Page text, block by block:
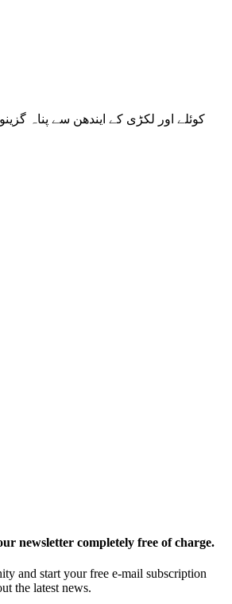
کوئلے اور لکڑی کے ایندھن سے پناہ
newsletter completely free of charge.
and start your free e-mail subscription
the latest news.